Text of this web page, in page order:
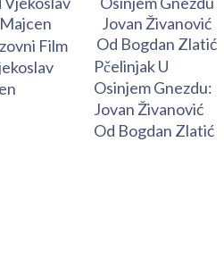
Film
Pčelinjak U
Osinjem Gnezdu:
Jovan Živanović
Od Bogdan Zlatić